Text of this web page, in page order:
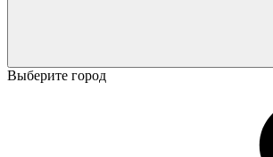
Выберите город